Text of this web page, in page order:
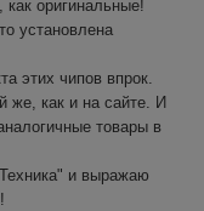
оригинальные!
установлена
этих чипов впрок.
же, как и на сайте. И
товары в
и выражаю